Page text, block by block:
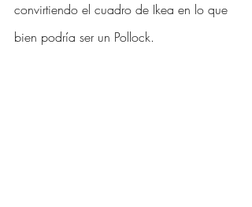
convirtiendo el cuadro de Ikea en lo que
bien podría ser un Pollock.